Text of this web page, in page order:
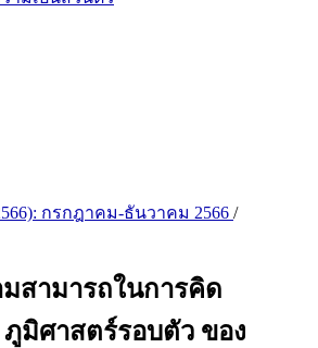
กรกฎาคม-ธันวาคม 2566 /
สามารถในการคิด
ภูมิศาสตร์รอบตัว ของ